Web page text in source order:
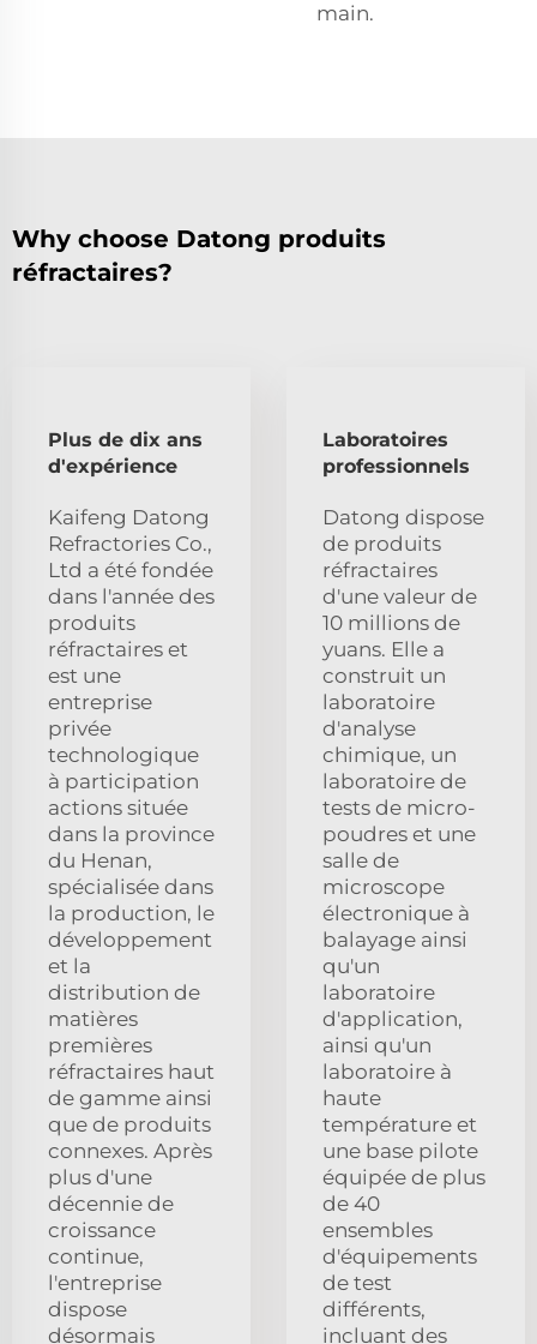
main.
Why choose Datong produits
réfractaires?
Plus de dix ans
d'expérience
Kaifeng Datong
Refractories Co.,
Ltd a été fondée
dans l'année des
produits
réfractaires et
est une
entreprise
privée
technologique
à participation
actions située
dans la province
du Henan,
spécialisée dans
la production, le
développement
et la
distribution de
matières
premières
réfractaires haut
de gamme ainsi
que de produits
connexes. Après
plus d'une
décennie de
croissance
continue,
l'entreprise
dispose
désormais
Laboratoires
professionnels
Datong dispose
de produits
réfractaires
d'une valeur de
10 millions de
yuans. Elle a
construit un
laboratoire
d'analyse
chimique, un
laboratoire de
tests de micro-
poudres et une
salle de
microscope
électronique à
balayage ainsi
qu'un
laboratoire
d'application,
ainsi qu'un
laboratoire à
haute
température et
une base pilote
équipée de plus
de 40
ensembles
d'équipements
de test
différents,
incluant des